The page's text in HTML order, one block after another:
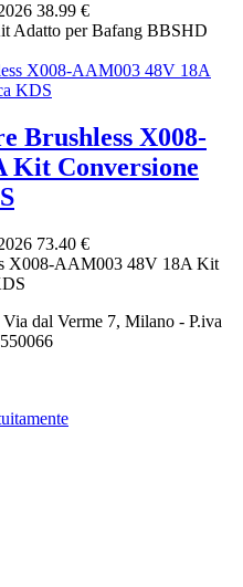
38.99 €
Adatto per Bafang BBSHD
Brushless X008-
Kit Conversione
73.40 €
X008-AAM003 48V 18A Kit
dal Verme 7, Milano - P.iva